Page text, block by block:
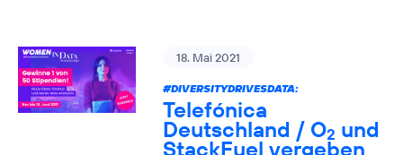
18. Mai 2021
#DIVERSITYDRIVESDATA:
Telefónica
Deutschland / O2 und
StackFuel vergeben